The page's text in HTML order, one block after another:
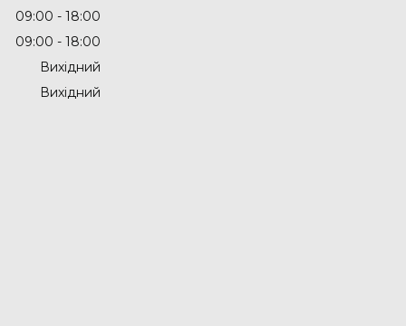
09:00
18:00
09:00
18:00
Вихідний
Вихідний